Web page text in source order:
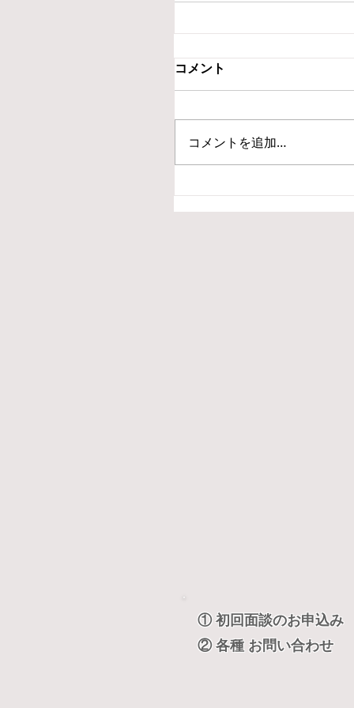
コメント
コメントを追加…
① 初回面談のお申込み
② 各種 お問い合わせ